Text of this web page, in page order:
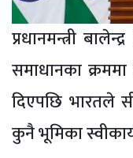
प्रधानमन्त्री
समाधानका
दिएपछि भारतले
कुनै भूमिका